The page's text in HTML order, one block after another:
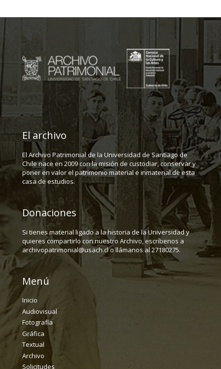
El archivo
El Archivo Patrimonial de la Universidad de Santiago de
Chile nace en 2009 con la misión de custodiar, conservar y
poner en valor el patrimonio material e inmaterial de esta
casa de estudios.
Donaciones
Si tienes material ligado a la historia de la Universidad y
quieres compartirlo con nuestro Archivo, escríbenos a
archivopatrimonial@usach.cl o llámanos al 27180275.
Menú
Inicio
Audiovisual
Fotografía
Gráfica
Textual
Archivo
Solicitudes